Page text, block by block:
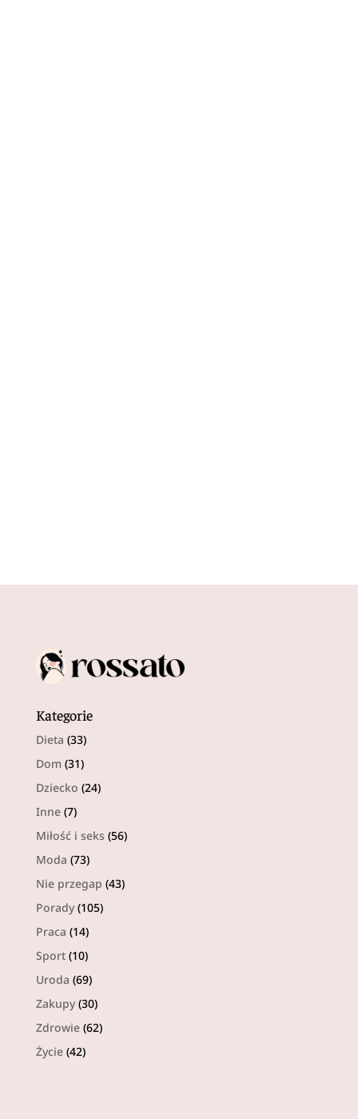
Kategorie
Dieta (33)
Dom (31)
Dziecko (24)
Inne(7)
Miłość i seks (56)
Moda (73)
Nie przegap (43)
Porady(105)
Praca (14)
Sport(10)
Uroda (69)
Zakupy(30)
Zdrowie(62)
Życie(42)